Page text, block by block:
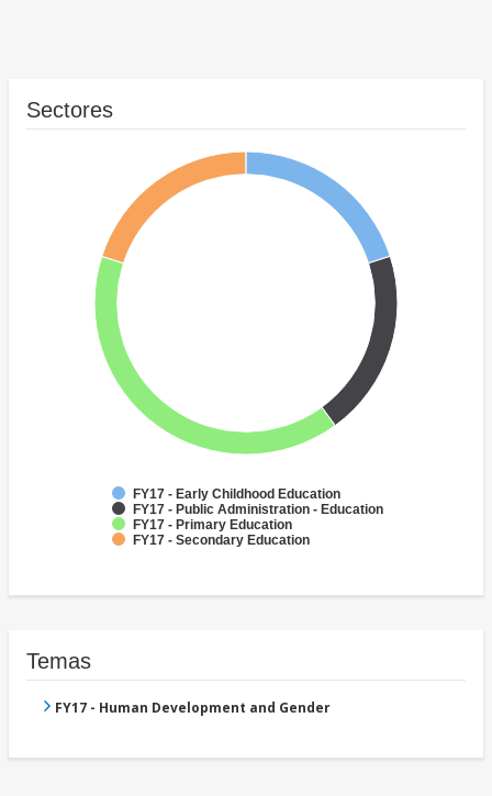
Sectores
FY17 - Early Childhood Education
FY17 - Public Administration - Education
FY17 - Primary Education
FY17 - Secondary Education
Temas
FY17 - Human Development and Gender